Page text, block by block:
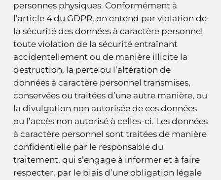
personnes physiques. Conformément à
l’article 4 du GDPR, on entend par violation de
la sécurité des données à caractère personnel
toute violation de la sécurité entraînant
accidentellement ou de manière illicite la
destruction, la perte ou l’altération de
données à caractère personnel transmises,
conservées ou traitées d’une autre manière, ou
la divulgation non autorisée de ces données
ou l’accès non autorisé à celles-ci. Les données
à caractère personnel sont traitées de manière
confidentielle par le responsable du
traitement, qui s’engage à informer et à faire
respecter, par le biais d’une obligation légale